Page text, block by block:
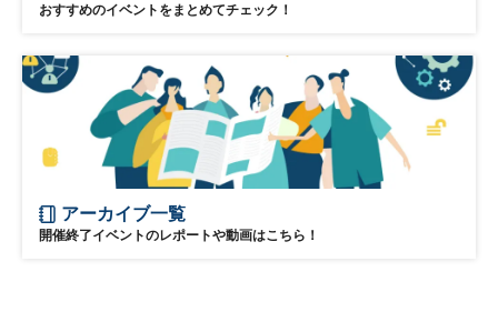
おすすめのイベントをまとめてチェック！
アーカイブ一覧
開催終了イベントのレポートや動画はこちら！